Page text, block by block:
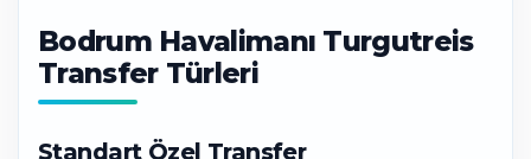
Bodrum Havalimanı Turgutreis
Transfer Türleri
Standart Özel Transfer